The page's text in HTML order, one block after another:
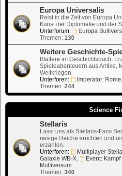
Europa Universalis
Reist in die Zeit von Europa
Kunst der Diplomatie und der
Unterforum:
Europa
Themen: 130
Weitere Geschichte-
Blättere im Geschichtsbuch.
Spieleabenteuern aus Antike,
Weltkriegen.
Unterforen:
Imperator: Rome,
Themen: 244
Science
Stellaris
Lasst uns als Stellaris-Fans
riesige Reiche errichten und
erzählen.
Unterforen:
Multiplayer
Galaxie WB-X, Event:
Multiversum
Themen: 340